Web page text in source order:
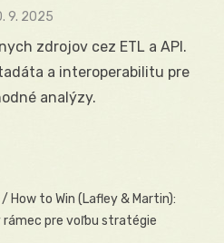
9. 2025
zdrojov cez ETL a API.
a interoperabilitu pre
analýzy.
How to Win (Lafley & Martin):
rámec pre voľbu stratégie